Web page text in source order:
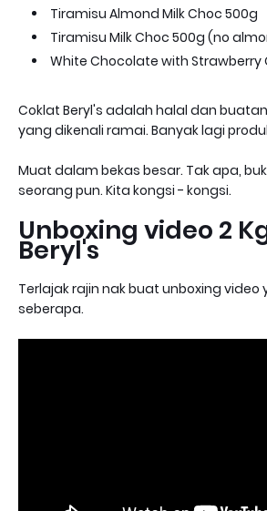
Tiramisu Almond Milk Choc 500g
Tiramisu Milk Choc 500g (no
White Chocolate with Strawberry
Coklat Beryl's adalah halal dan
yang dikenali ramai. Banyak lagi
Muat dalam bekas besar. Tak apa,
seorang pun. Kita kongsi - kongsi.
Unboxing video 2
Beryl's
Terlajak rajin nak buat unboxing video
seberapa.